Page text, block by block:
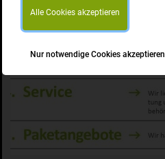
Alle Cookies akzeptieren
Nur notwendige Cookies akzeptieren